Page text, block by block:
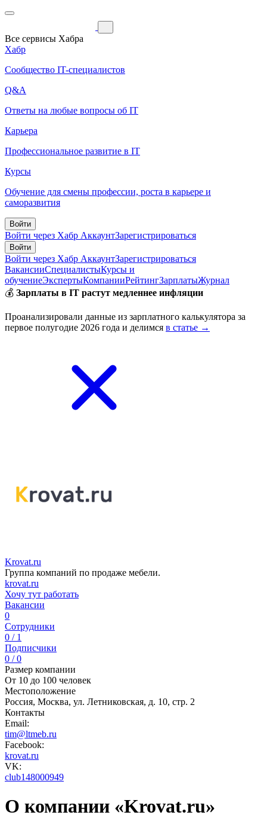
Все сервисы Хабра
Хабр
Сообщество IT-специалистов
Q&A
Ответы на любые вопросы об IT
Карьера
Профессиональное развитие в IT
Курсы
Обучение для смены профессии, роста в карьере и
саморазвития
Войти
Войти через Хабр АккаунтЗарегистрироваться
Войти
Войти через Хабр АккаунтЗарегистрироваться
ВакансииСпециалистыКурсы и
обучениеЭкспертыКомпанииРейтингЗарплатыЖурнал
💰 Зарплаты в IT растут медленнее инфляции
Проанализировали данные из зарплатного калькулятора за
первое полугодие 2026 года и делимся в статье →
Krovat.ru
Группа компаний по продаже мебели.
krovat.ru
Хочу тут работать
Вакансии
0
Сотрудники
0 / 1
Подписчики
0 / 0
Размер компании
От 10 до 100 человек
Местоположение
Россия, Москва, ул. Летниковская, д. 10, стр. 2
Контакты
Email:
tim@ltmeb.ru
Facebook:
krovat.ru
VK:
club148000949
О компании «Krovat.ru»